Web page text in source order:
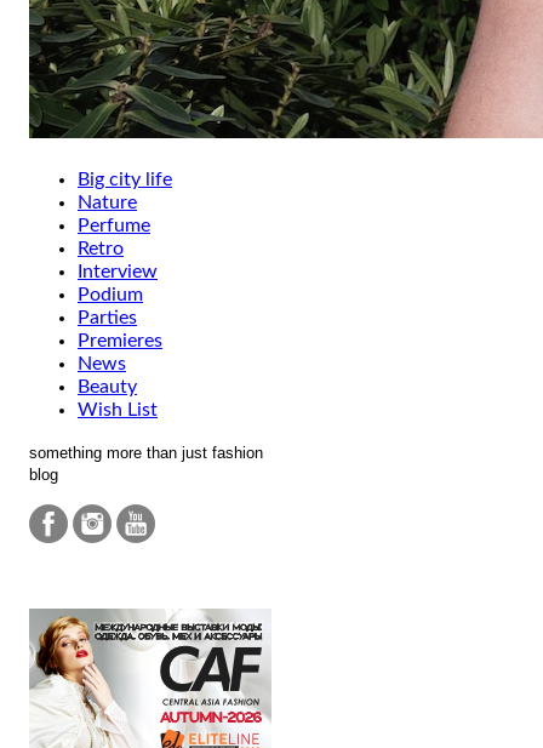
Big city life
Nature
Perfume
Retro
Interview
Podium
Parties
Premieres
News
Beauty
Wish List
something more than just fashion
blog